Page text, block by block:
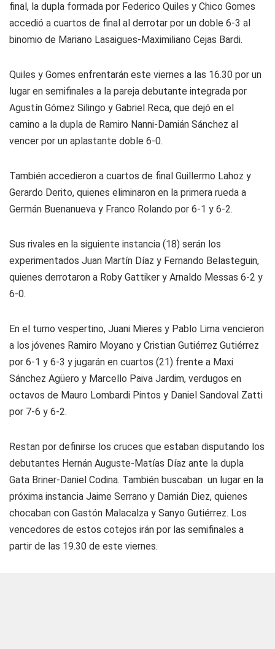
final, la dupla formada por Federico Quiles y Chico Gomes
accedió a cuartos de final al derrotar por un doble 6-3 al
binomio de Mariano Lasaigues-Maximiliano Cejas Bardi.
Quiles y Gomes enfrentarán este viernes a las 16.30 por un
lugar en semifinales a la pareja debutante integrada por
Agustín Gómez Silingo y Gabriel Reca, que dejó en el
camino a la dupla de Ramiro Nanni-Damián Sánchez al
vencer por un aplastante doble 6-0.
También accedieron a cuartos de final Guillermo Lahoz y
Gerardo Derito, quienes eliminaron en la primera rueda a
Germán Buenanueva y Franco Rolando por 6-1 y 6-2.
Sus rivales en la siguiente instancia (18) serán los
experimentados Juan Martín Díaz y Fernando Belasteguin,
quienes derrotaron a Roby Gattiker y Arnaldo Messas 6-2 y
6-0.
En el turno vespertino, Juani Mieres y Pablo Lima vencieron
a los jóvenes Ramiro Moyano y Cristian Gutiérrez Gutiérrez
por 6-1 y 6-3 y jugarán en cuartos (21) frente a Maxi
Sánchez Agüero y Marcello Paiva Jardim, verdugos en
octavos de Mauro Lombardi Pintos y Daniel Sandoval Zatti
por 7-6 y 6-2.
Restan por definirse los cruces que estaban disputando los
debutantes Hernán Auguste-Matías Díaz ante la dupla
Gata Briner-Daniel Codina. También buscaban un lugar en la
próxima instancia Jaime Serrano y Damián Diez, quienes
chocaban con Gastón Malacalza y Sanyo Gutiérrez. Los
vencedores de estos cotejos irán por las semifinales a
partir de las 19.30 de este viernes.